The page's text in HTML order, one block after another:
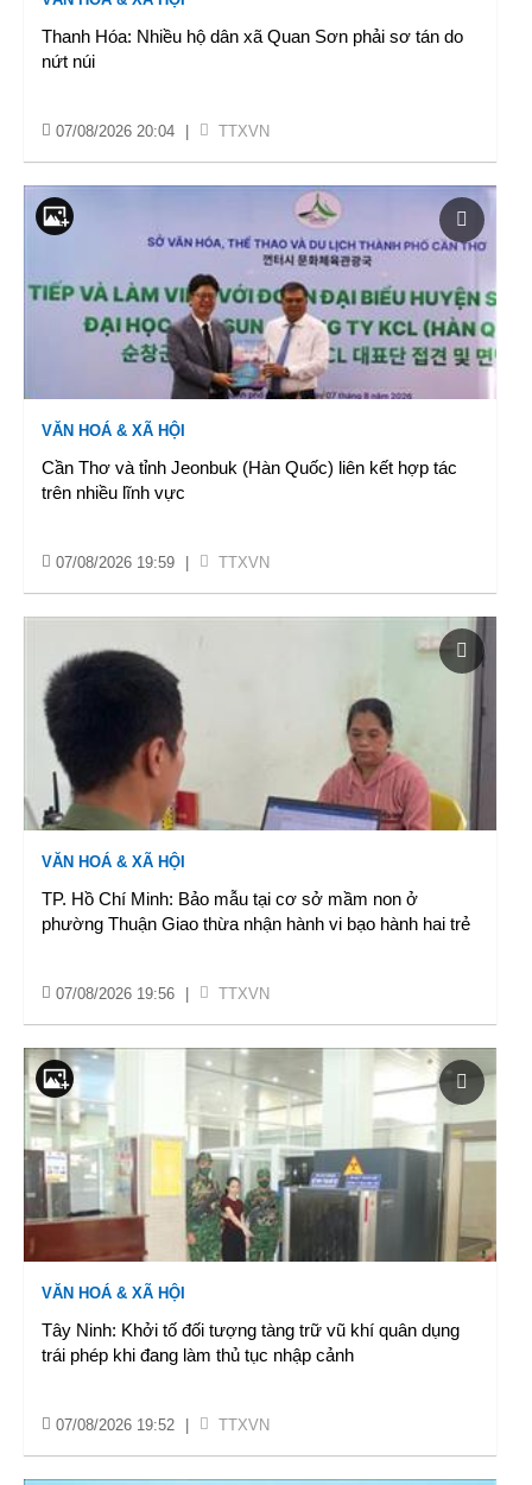
Thanh Hóa: Nhiều hộ dân xã Quan Sơn phải sơ tán do
nứt núi
07/08/2026 20:04 TTXVN
VĂN HOÁ & XÃ HỘI
Cần Thơ và tỉnh Jeonbuk (Hàn Quốc) liên kết hợp tác
trên nhiều lĩnh vực
07/08/2026 19:59 TTXVN
VĂN HOÁ & XÃ HỘI
TP. Hồ Chí Minh: Bảo mẫu tại cơ sở mầm non ở
phường Thuận Giao thừa nhận hành vi bạo hành hai trẻ
07/08/2026 19:56 TTXVN
VĂN HOÁ & XÃ HỘI
Tây Ninh: Khởi tố đối tượng tàng trữ vũ khí quân dụng
trái phép khi đang làm thủ tục nhập cảnh
07/08/2026 19:52 TTXVN